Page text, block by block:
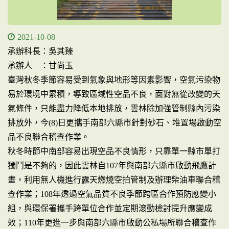
2021-10-08
承辦科長：吳其臻
承辦人 ：甘尚玉
臺灣秋冬季節容易受到氣象與地形等因素影響，空氣污染物
易於環境中累積，導致區域性空品不良，面對無從改變的天
氣條件，只能盡力降低本地排放，雲林除加強管制縣內污染
排放外，今(8)日更攜手南部六縣市針對砂石、堆置場啟動空
品不良聯合稽查作業。
秋冬時節中南部容易出現空品不良情形，只靠單一縣市單打
獨鬥是不夠的，因此雲林自107年與南部六縣市啟動飛鷹計
畫，利用無人機進行露天燃燒空拍管制及辦理柴油車聯合稽
查作業；108年透過空氣品質不良季節跨區合作預防應變小
組，與環保署攜手跨單位合作並定期滾動檢討提升應變成
效；110年更進一步與南部六縣市啟動公私場所聯合稽查作